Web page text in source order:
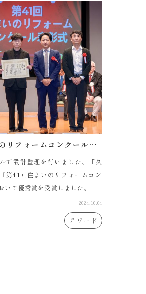
『住まいのリフォームコンクール』優秀賞を受賞しました
で設計監理を行いました、「久
第41回住まいのリフォームコン
いて優秀賞を受賞しました。
2024.10.04
アワード